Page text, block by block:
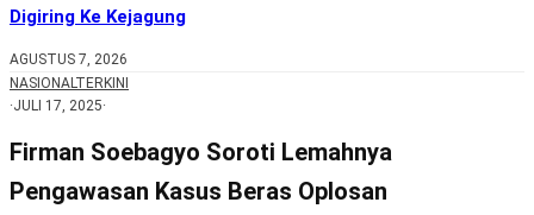
Digiring Ke Kejagung
AGUSTUS 7, 2026
NASIONALTERKINI
·JULI 17, 2025·
Firman Soebagyo Soroti Lemahnya
Pengawasan Kasus Beras Oplosan